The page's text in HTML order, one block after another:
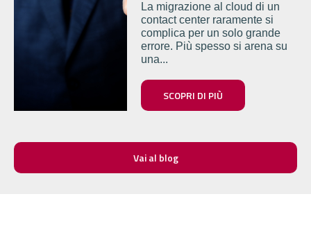
Vai al blog
La migrazione al cloud di un
contact center raramente si
complica per un solo grande
errore. Più spesso si arena su
una...
SCOPRI DI PIÙ